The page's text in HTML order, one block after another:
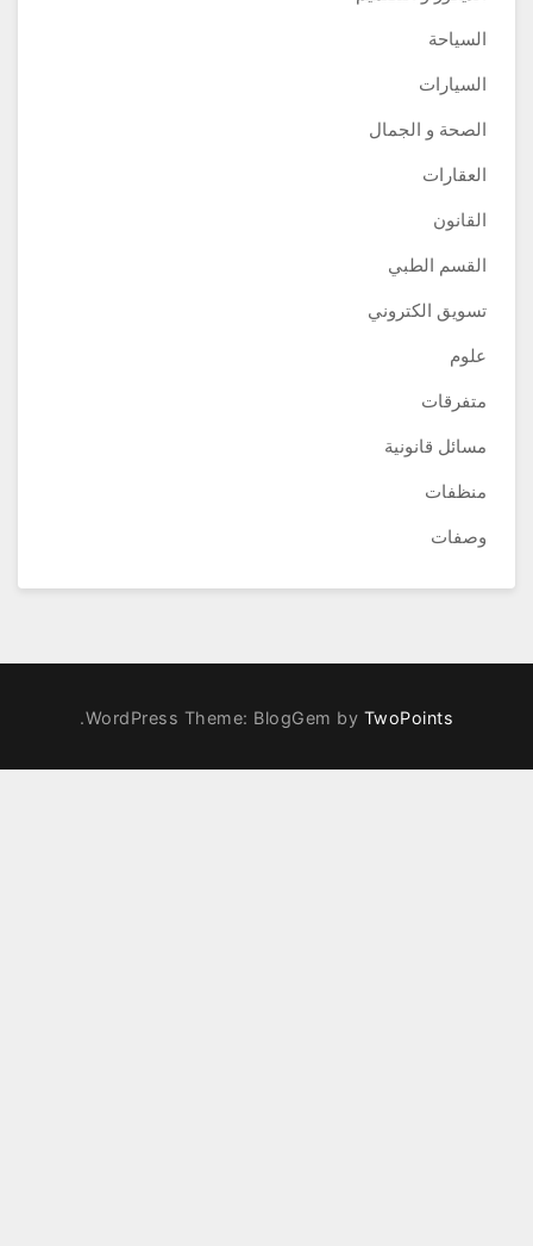
السياحة
السيارات
الصحة و الجمال
العقارات
القانون
القسم الطبي
تسويق الكتروني
متفرقات
مسائل قانونية
منظفات
وصفات
WordPress Theme: BlogGem byTwoPoints
.